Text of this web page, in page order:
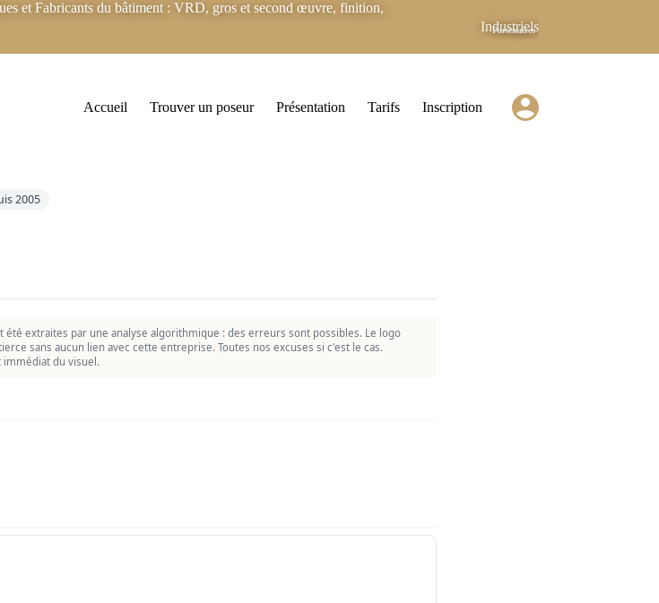
et Fabricants du bâtiment : VRD, gros et second œuvre, finition,
Industriels
Partenaires
Accueil Trouver un poseur Présentation Tarifs Inscription
2005
été extraites par une analyse algorithmique : des erreurs sont possibles. Le logo
sans aucun lien avec cette entreprise. Toutes nos excuses si c'est le cas.
du visuel.